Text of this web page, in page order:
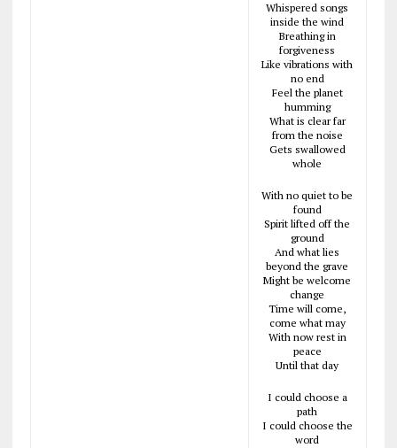
Whispered songs
inside the wind
Breathing in
forgiveness
Like vibrations with
no end
Feel the planet
humming
What is clear far
from the noise
Gets swallowed
whole
With no quiet to be
found
Spirit lifted off the
ground
And what lies
beyond the grave
Might be welcome
change
Time will come,
come what may
With now rest in
peace
Until that day
I could choose a
path
I could choose the
word